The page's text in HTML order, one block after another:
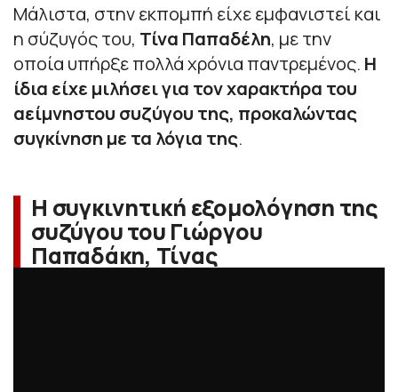
Μάλιστα, στην εκπομπή είχε εμφανιστεί και
η σύζυγός του, Τίνα Παπαδέλη, με την
οποία υπήρξε πολλά χρόνια παντρεμένος. Η
ίδια είχε μιλήσει για τον χαρακτήρα του
αείμνηστου συζύγου της, προκαλώντας
συγκίνηση με τα λόγια της.
Η συγκινητική εξομολόγηση της
συζύγου του Γιώργου
Παπαδάκη, Τίνας